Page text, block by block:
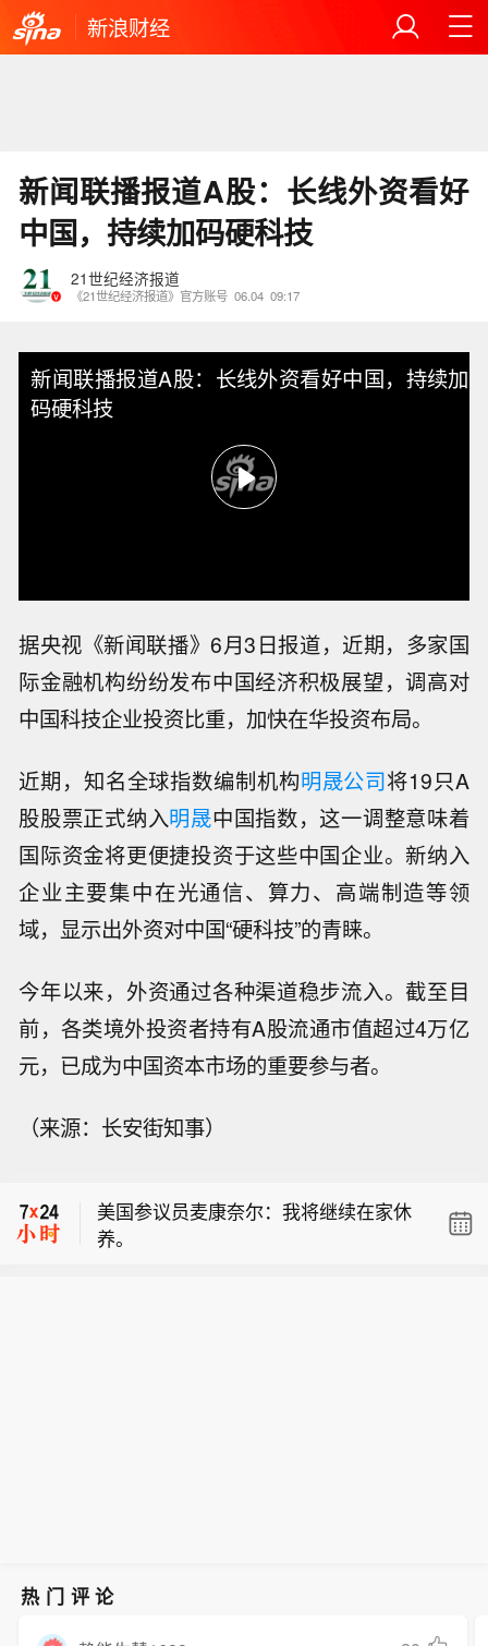
新浪财经
新闻联播报道A股：长线外资看好
中国，持续加码硬科技
21世纪经济报道
《21世纪经济报道》官方账号 06.04 09:17
新闻联播报道A股：长线外资看好中国，持续加
码硬科技
据央视《新闻联播》6月3日报道，近期，多家国
际金融机构纷纷发布中国经济积极展望，调高对
中国科技企业投资比重，加快在华投资布局。
近期，知名全球指数编制机构明晟公司将19只A
股股票正式纳入明晟中国指数，这一调整意味着
国际资金将更便捷投资于这些中国企业。新纳入
企业主要集中在光通信、算力、高端制造等领
域，显示出外资对中国“硬科技”的青睐。
今年以来，外资通过各种渠道稳步流入。截至目
前，各类境外投资者持有A股流通市值超过4万亿
元，已成为中国资本市场的重要参与者。
（来源：长安街知事）
出院。
美国参议员麦康奈尔：我将继续在家休
养。
热门评论